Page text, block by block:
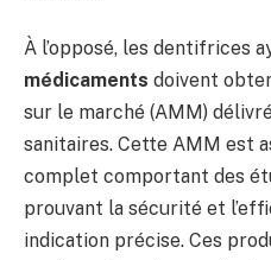
À l’opposé, les dentifrices
médicaments doivent
sur le marché (AMM)
sanitaires. Cette AMM est
complet comportant des
prouvant la sécurité et
indication précise. Ces